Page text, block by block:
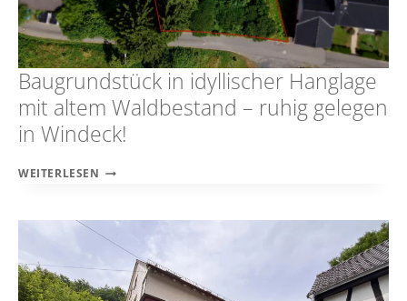
Baugrundstück in idyllischer Hanglage
mit altem Waldbestand – ruhig gelegen
in Windeck!
WEITERLESEN BAUGRUNDSTÜCK
HANGLAGE
MIT
ALTEM
WALDBESTAND
–